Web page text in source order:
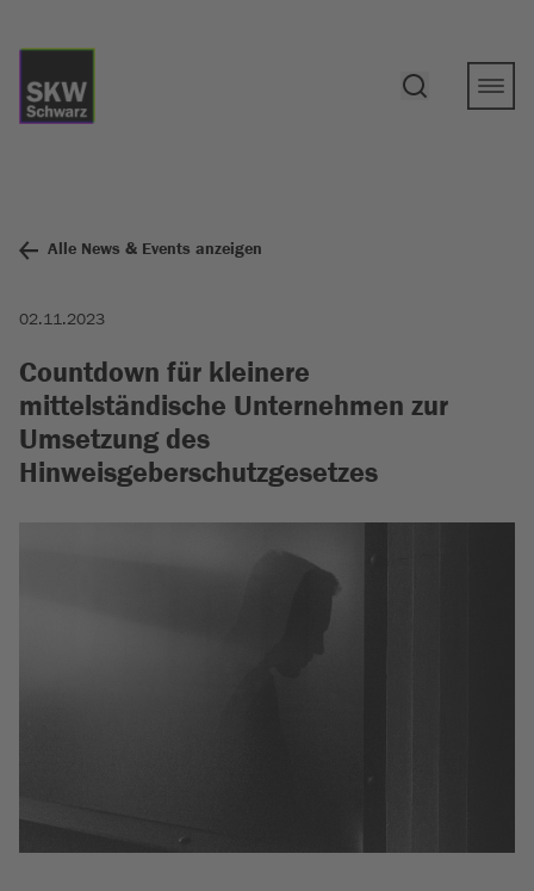
Alle News & Events anzeigen
02.11.2023
Countdown für kleinere
mittelständische Unternehmen zur
Umsetzung des
Hinweisgeberschutzgesetzes